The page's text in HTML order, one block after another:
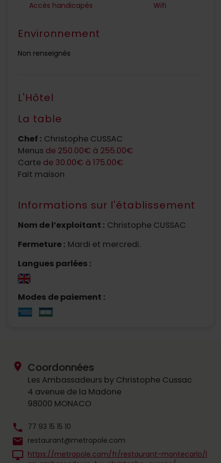
Accès handicapés Wifi
Environnement
Non renseignés
L'Hôtel
La table
Chef : Christophe CUSSAC
Menus de 250.00€ à 255.00€
Carte de 30.00€ à 175.00€
Fait maison
Informations sur l'établissement
Nom de l’exploitant : Christophe CUSSAC
Fermeture : Mardi et mercredi.
Langues parlées :
Modes de paiement :
location_on Coordonnées
Les Ambassadeurs by Christophe Cussac
4 avenue de la Madone
98000 MONACO
phone 77 93 15 15 10
mail restaurant@metropole.com
desktop_windows https://metropole.com/fr/restaurant-montecarlo/l